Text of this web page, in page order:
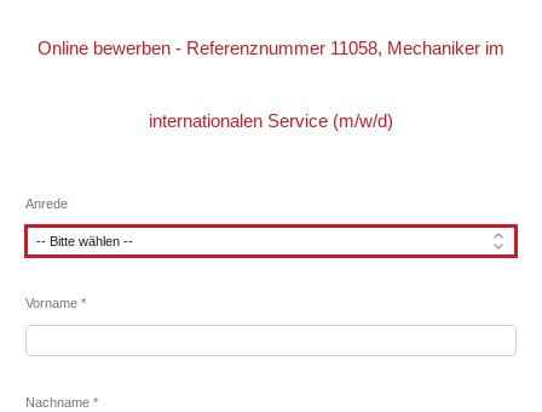
Online bewerben - Referenznummer 11058, Mechaniker im
internationalen Service (m/w/d)
Anrede
Vorname *
Nachname *